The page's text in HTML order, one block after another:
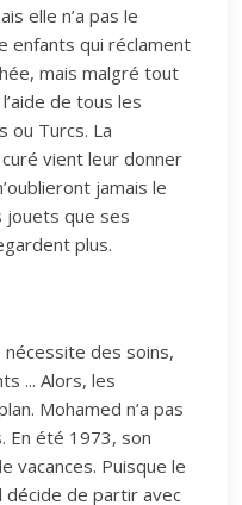
elle n’a pas le
enfants qui réclament
mais malgré tout
de tous les
ou Turcs. La
vient leur donner
jamais le
jouets que ses
plus.
des soins,
... Alors, les
Mohamed n’a pas
En été 1973, son
vacances. Puisque le
décide de partir avec